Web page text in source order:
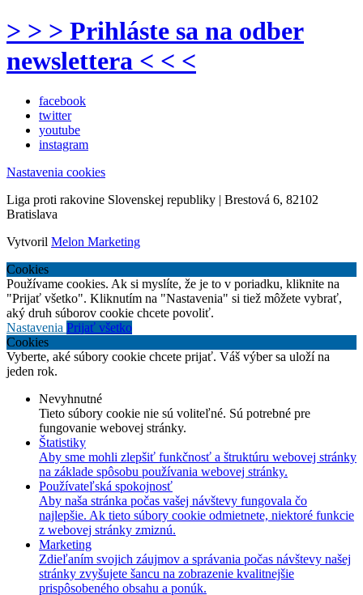
> > > Prihláste sa na odber
newslettera < < <
facebook
twitter
youtube
instagram
Nastavenia cookies
Liga proti rakovine Slovenskej republiky | Brestová 6, 82102
Bratislava
Vytvoril Melon Marketing
Cookies
Používame cookies. Ak si myslíte, že je to v poriadku, kliknite na
"Prijať všetko". Kliknutím na "Nastavenia" si tiež môžete vybrať,
aký druh súborov cookie chcete povoliť.
Nastavenia Prijať všetko
Cookies
Vyberte, aké súbory cookie chcete prijať. Váš výber sa uloží na
jeden rok.
Nevyhnutné
Tieto súbory cookie nie sú voliteľné. Sú potrebné pre
fungovanie webovej stránky.
Štatistiky
Aby sme mohli zlepšiť funkčnosť a štruktúru webovej stránky
na základe spôsobu používania webovej stránky.
Používateľská spokojnosť
Aby naša stránka počas vašej návštevy fungovala čo
najlepšie. Ak tieto súbory cookie odmietnete, niektoré funkcie
z webovej stránky zmiznú.
Marketing
Zdieľaním svojich záujmov a správania počas návštevy našej
stránky zvyšujete šancu na zobrazenie kvalitnejšie
prispôsobeného obsahu a ponúk.